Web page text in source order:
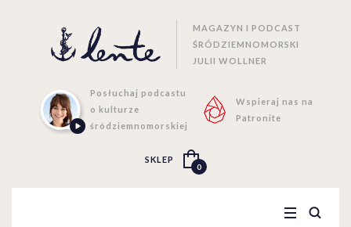
MAGAZYN I PODCAST
ŚRÓDZIEMNOMORSKI
JULII WOLLNER
Posłuchaj podcastu
o kulturze
śródziemnomorskiej
Wspieraj nas na
Patronite
SKLEP
0